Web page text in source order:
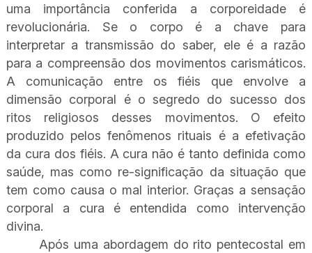
uma importância conferida a corporeidade é
revolucionária. Se o corpo é a chave para
interpretar a transmissão do saber, ele é a razão
para a compreensão dos movimentos carismáticos.
A comunicação entre os fiéis que envolve a
dimensão corporal é o segredo do sucesso dos
ritos religiosos desses movimentos. O efeito
produzido pelos fenômenos rituais é a efetivação
da cura dos fiéis. A cura não é tanto definida como
saúde, mas como re-significação da situação que
tem como causa o mal interior. Graças a sensação
corporal a cura é entendida como intervenção
divina.
Após uma abordagem do rito pentecostal em